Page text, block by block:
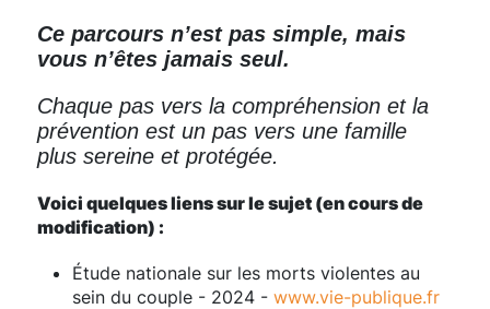
Ce parcours n’est pas simple, mais
vous n’êtes jamais seul.
Chaque pas vers la compréhension et la
prévention est un pas vers une famille
plus sereine et protégée.
Voici quelques liens sur le sujet (en cours de
modification) :
Étude nationale sur les morts violentes au
sein du couple - 2024 -www.vie-publique.fr